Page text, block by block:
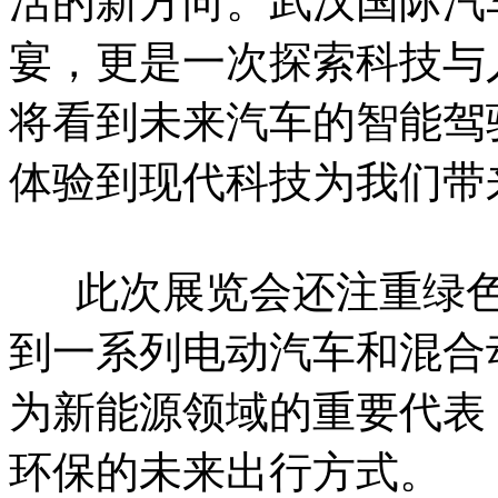
宴，更是一次探索科技
将看到未来汽车的智能
体验到现代科技为我们
此次展览会还注重绿
到一系列电动汽车和混
为新能源领域的重要代
环保的未来出行方式。